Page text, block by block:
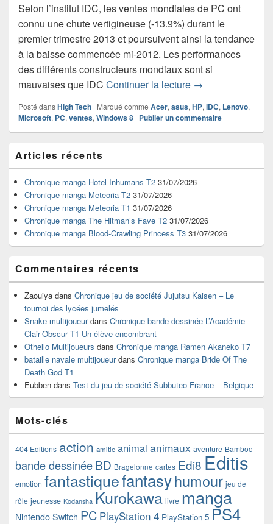
Selon l’institut IDC, les ventes mondiales de PC ont
connu une chute vertigineuse (-13.9%) durant le
premier trimestre 2013 et poursuivent ainsi la tendance
à la baisse commencée mi-2012. Les performances
des différents constructeurs mondiaux sont si
mauvaises que IDC Continuer la lecture Les ventes
→
Posté dansHigh Tech | Marqué comme Acer, asus, HP, IDC, Lenovo,
Microsoft, PC, ventes, Windows 8 | Publier un commentaire
principale
de
widget
pour
barre
latérale
Articles récents
Chronique manga Hotel Inhumans T2 31/07/2026
Chronique manga Meteoria T2 31/07/2026
Chronique manga Meteoria T1 31/07/2026
Chronique manga The Hitman’s Fave T2 31/07/2026
Chronique manga Blood-Crawling Princess T3 31/07/2026
Commentaires récents
Zaouiya dans Chronique jeu de société Jujutsu Kaisen – Le
tournoi des lycées jumelés
Snake multijoueurdans Chronique bande dessinée L’Académie
Clair-Obscur T1 Un élève encombrant
Othello Multijoueurs dans Chronique manga Ramen Akaneko T7
bataille navale multijoueurdans Chronique manga Bride Of The
Death God T1
Eubben dans Test du jeu de société Subbuteo France – Belgique
Mots-clés
404 Editions action amitie animal animaux aventure Bamboo
bande dessinéeBD Bragelonne cartes Edi8 Editis
emotion fantastiquefantasyhumour jeu de
rôle jeunesse Kodansha Kurokawa livre manga
Nintendo Switch PC PlayStation 4 PlayStation 5 PS4